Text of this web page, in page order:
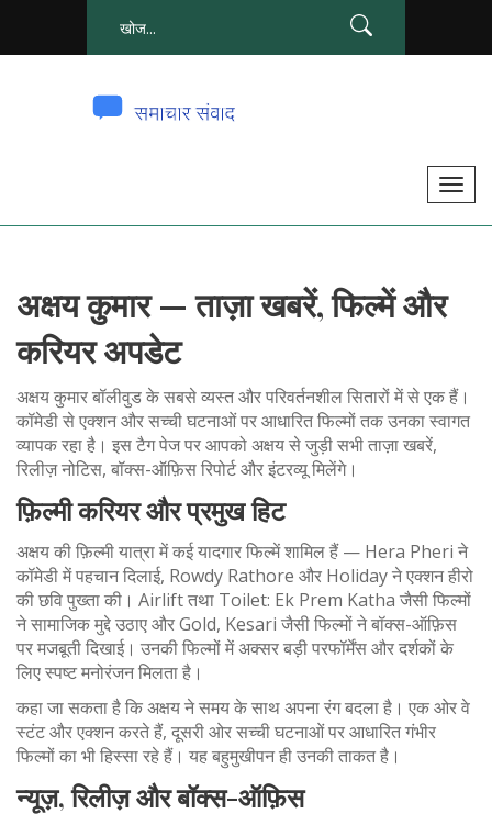
टॉ
त
क
अक्षय कुमार — ताज़ा खबरें, फिल्में और
करियर अपडेट
अक्षय कुमार बॉलीवुड के सबसे व्यस्त और परिवर्तनशील सितारों में से एक हैं।
कॉमेडी से एक्शन और सच्ची घटनाओं पर आधारित फिल्मों तक उनका स्वागत
व्यापक रहा है। इस टैग पेज पर आपको अक्षय से जुड़ी सभी ताज़ा खबरें,
रिलीज़ नोटिस, बॉक्स-ऑफ़िस रिपोर्ट और इंटरव्यू मिलेंगे।
फ़िल्मी करियर और प्रमुख हिट
अक्षय की फ़िल्मी यात्रा में कई यादगार फिल्में शामिल हैं — Hera Pheri ने
कॉमेडी में पहचान दिलाई, Rowdy Rathore और Holiday ने एक्शन हीरो
की छवि पुख्ता की। Airlift तथा Toilet: Ek Prem Katha जैसी फिल्मों
ने सामाजिक मुद्दे उठाए और Gold, Kesari जैसी फिल्मों ने बॉक्स-ऑफ़िस
पर मजबूती दिखाई। उनकी फिल्मों में अक्सर बड़ी परफॉर्मेंस और दर्शकों के
लिए स्पष्ट मनोरंजन मिलता है।
कहा जा सकता है कि अक्षय ने समय के साथ अपना रंग बदला है। एक ओर वे
स्टंट और एक्शन करते हैं, दूसरी ओर सच्ची घटनाओं पर आधारित गंभीर
फिल्मों का भी हिस्सा रहे हैं। यह बहुमुखीपन ही उनकी ताकत है।
न्यूज़, रिलीज़ और बॉक्स-ऑफ़िस